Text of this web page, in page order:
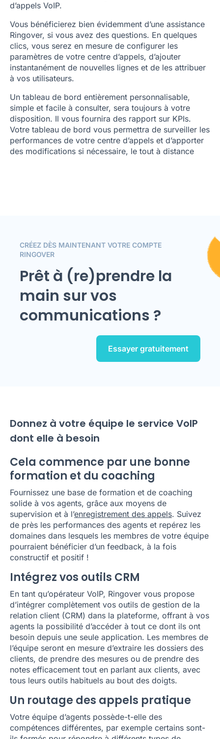
d’appels VoIP.
Vous bénéficierez bien évidemment d’une assistance
Ringover, si vous avez des questions. En quelques
clics, vous serez en mesure de configurer les
paramètres de votre centre d’appels, d’ajouter
instantanément de nouvelles lignes et de les attribuer
à vos utilisateurs.
Un tableau de bord entièrement personnalisable,
simple et facile à consulter, sera toujours à votre
disposition. Il vous fournira des rapport sur KPIs.
Votre tableau de bord vous permettra de surveiller les
performances de votre centre d’appels et d’apporter
des modifications si nécessaire, le tout à distance
CRÉEZ DÈS MAINTENANT VOTRE COMPTE
RINGOVER
Prêt à (re)prendre la
main sur vos
communications ?
Essayer gratuitement
Donnez à votre équipe le service VoIP
dont elle à besoin
Cela commence par une bonne
formation et du coaching
Fournissez une base de formation et de coaching
solide à vos agents, grâce aux moyens de
supervision et à l’enregistrement des appels. Suivez
de près les performances des agents et repérez les
domaines dans lesquels les membres de votre équipe
pourraient bénéficier d’un feedback, à la fois
constructif et positif !
Intégrez vos outils CRM
En tant qu’opérateur VoIP, Ringover vous propose
d’intégrer complètement vos outils de gestion de la
relation client (CRM) dans la plateforme, offrant à vos
agents la possibilité d’accéder à tout ce dont ils ont
besoin depuis une seule application. Les membres de
l’équipe seront en mesure d’extraire les dossiers des
clients, de prendre des mesures ou de prendre des
notes efficacement tout en parlant aux clients, avec
tous leurs outils habituels au bout des doigts.
Un routage des appels pratique
Votre équipe d’agents possède-t-elle des
compétences différentes, par exemple certains sont-